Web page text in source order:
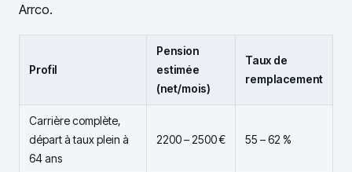
Arrco.
Profil
Pension
estimée
(net/mois)
Taux de
remplacement
Carrière complète,
départ à taux plein à
64 ans
2200 – 2500 € 55 – 62 %